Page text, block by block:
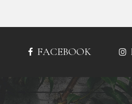
FACEBOOK